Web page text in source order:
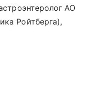
АО
Ройтберга),